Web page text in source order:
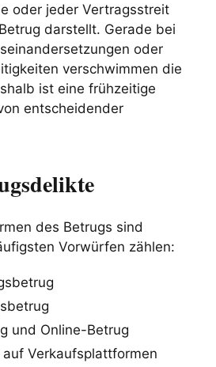
oder jeder Vertragsstreit
darstellt. Gerade bei
oder
verschwimmen die
ist eine frühzeitige
entscheidender
des Betrugs sind
Vorwürfen zählen:
und Online-Betrug
Verkaufsplattformen